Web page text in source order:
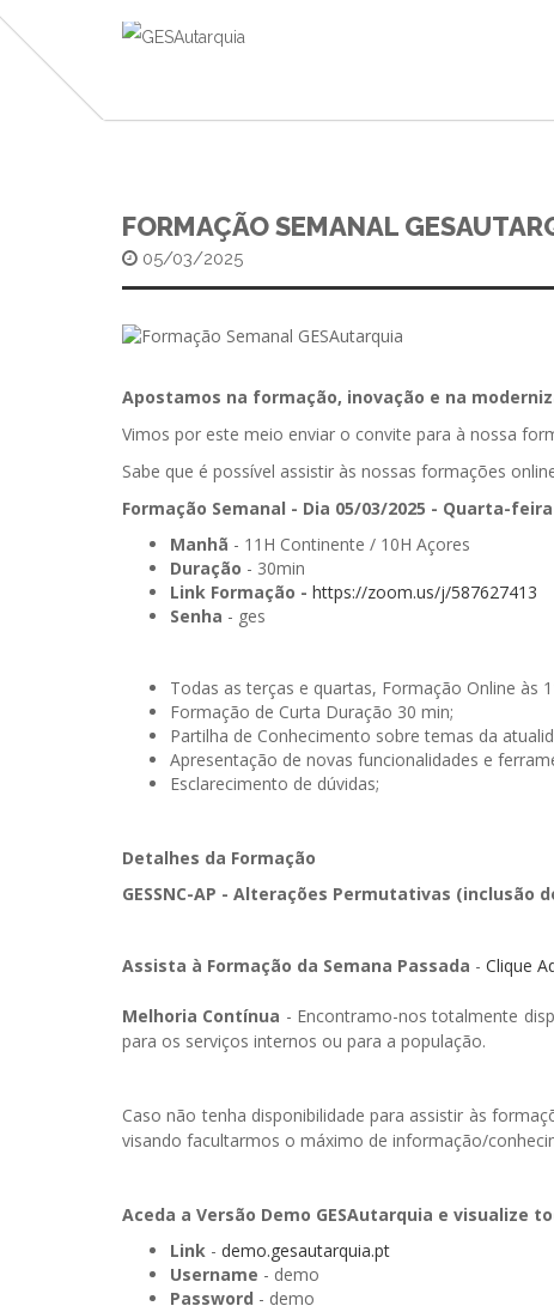
FORMAÇÃO SEMANAL
05/03/2025
Apostamos na formação, inovação e na
Vimos por este meio enviar o convite para à nossa
Sabe que é possível assistir às nossas formações
Formação Semanal - Dia 05/03/2025 - Quarta-feira
Manhã - 11H Continente / 10H Açores
Duração - 30min
Link Formação - https://zoom.us/j/587627413
Senha - ges
Todas as terças e quartas, Formação Online às
Formação de Curta Duração 30 min;
Partilha de Conhecimento sobre temas da
Apresentação de novas funcionalidades e
Esclarecimento de dúvidas;
Detalhes da Formação
GESSNC-AP - Alterações Permutativas (inclusão
Assista à Formação da Semana Passada - Clique
Melhoria Contínua - Encontramo-nos totalmente
para os serviços internos ou para a população.
Caso não tenha disponibilidade para assistir às
visando facultarmos o máximo de informação/
Aceda a Versão Demo GESAutarquia e visualize
Link - demo.gesautarquia.pt
Username - demo
Password - demo